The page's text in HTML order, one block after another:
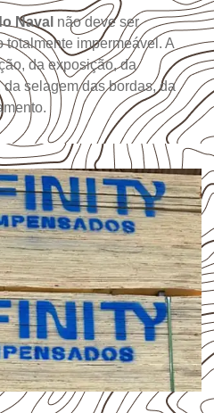
Naval não deve ser
totalmente impermeável. A
da exposição, da
selagem das bordas, da